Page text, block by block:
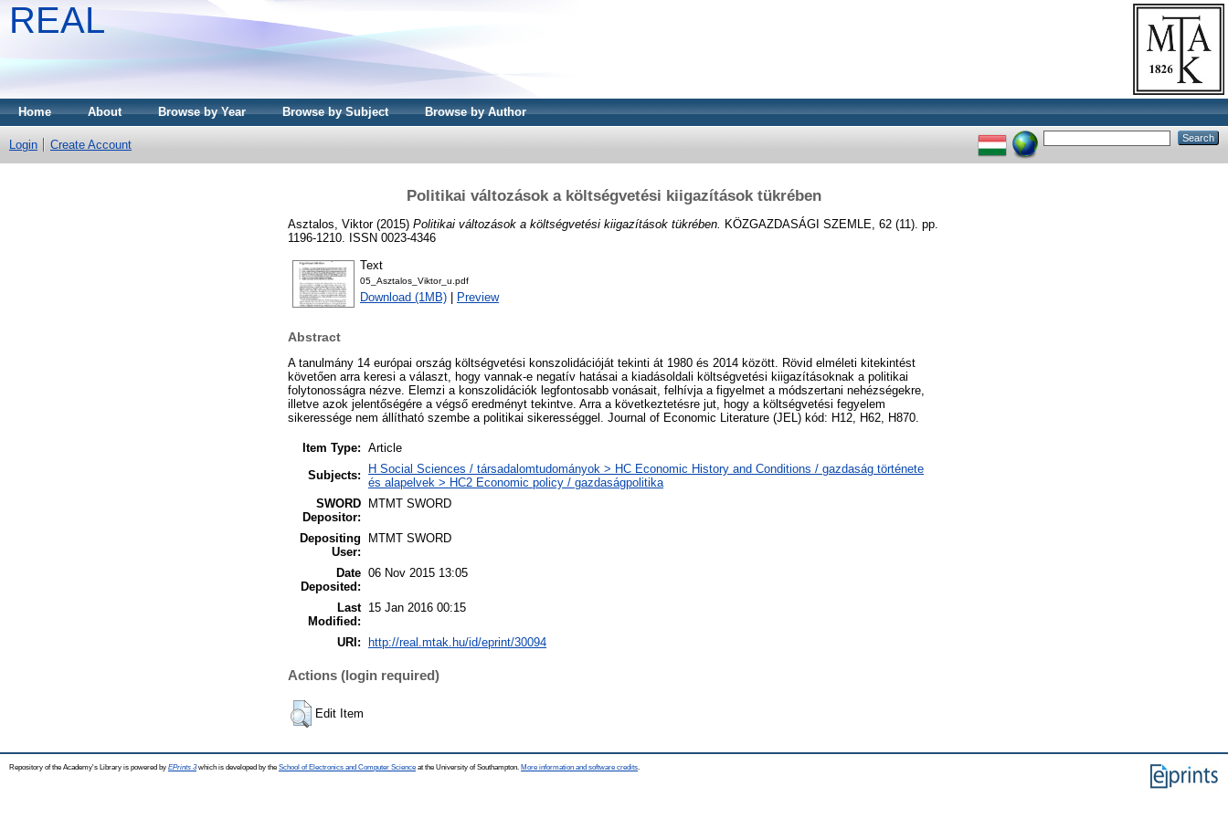
REAL
Home About Browse by Year Browse by Subject Browse by Author
Login Create Account
Politikai változások a költségvetési kiigazítások tükrében
Asztalos, Viktor(2015) Politikai változások a költségvetési kiigazítások tükrében. KÖZGAZDASÁGI SZEMLE, 62 (11). pp.
1196-1210. ISSN 0023-4346
Text
05_Asztalos_Viktor_u.pdf
Download (1MB) Preview
Abstract
A tanulmány 14 európai ország költségvetési konszolidációját tekinti át 1980 és 2014 között. Rövid elméleti kitekintést
követően arra keresi a választ, hogy vannak-e negatív hatásai a kiadásoldali költségvetési kiigazításoknak a politikai
folytonosságra nézve. Elemzi a konszolidációk legfontosabb vonásait, felhívja a figyelmet a módszertani nehézségekre,
illetve azok jelentőségére a végső eredményt tekintve. Arra a következtetésre jut, hogy a költségvetési fegyelem
sikeressége nem állítható szembe a politikai sikerességgel. Journal of Economic Literature (JEL) kód: H12, H62, H870.
Item Type: Article
Subjects:
H Social Sciences / társadalomtudományok > HC Economic History and Conditions / gazdaság története
és alapelvek > HC2 Economic policy / gazdaságpolitika
SWORD
Depositor:
MTMT SWORD
Depositing
User:
MTMT SWORD
Date
Deposited:
06 Nov 2015 13:05
Last
Modified:
15 Jan 2016 00:15
URI: http://real.mtak.hu/id/eprint/30094
Actions (login required)
Edit Item
Repository of the Academy's Library is powered by EPrints 3which is developed by the School of Electronics and Computer Science at the University of Southampton. More information and software credits